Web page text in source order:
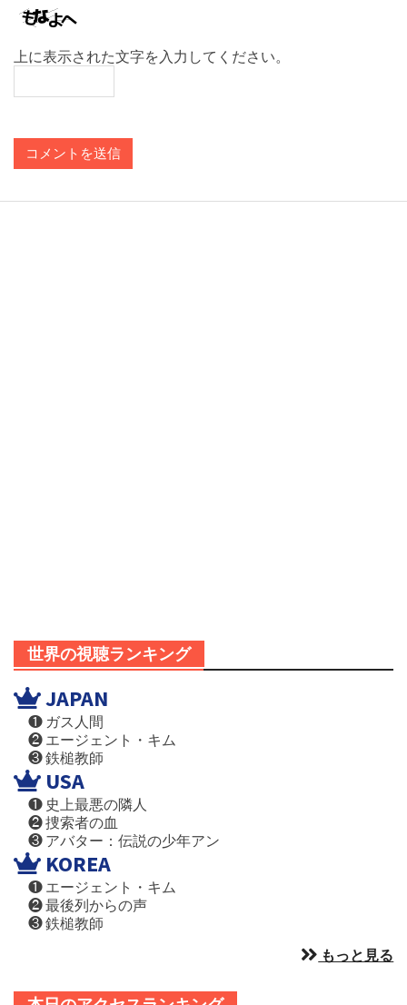
上に表示された文字を入力してください。
世界の視聴ランキング
JAPAN
❶ ガス人間
❷ エージェント・キム
❸ 鉄槌教師
USA
❶ 史上最悪の隣人
❷ 捜索者の血
❸ アバター：伝説の少年アン
KOREA
❶ エージェント・キム
❷ 最後列からの声
❸ 鉄槌教師
もっと見る